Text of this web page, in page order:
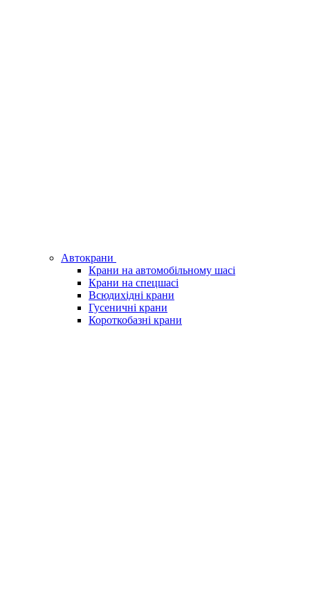
Автокрани
Крани на автомобільному шасі
Крани на спецшасі
Всюдихідні крани
Гусеничні крани
Короткобазні крани